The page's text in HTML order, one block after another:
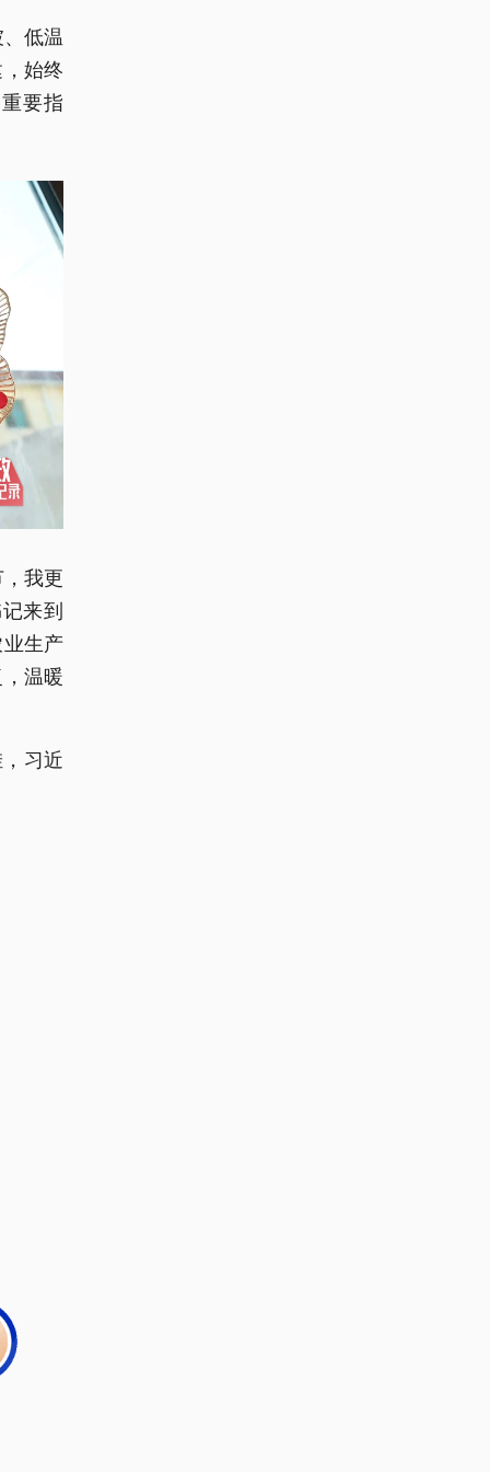
低温
始终
要指
我更
来到
生产
温暖
习近